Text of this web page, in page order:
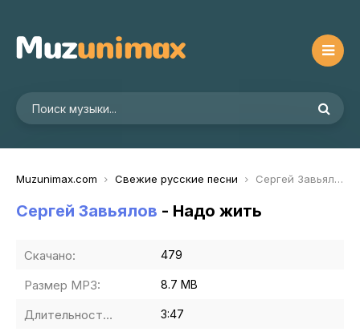
Muzunimax.com Свежие русские песни Сергей Завьялов - Надо жить
Сергей Завьялов - Надо жить
Скачано: 479
Размер MP3: 8.7 MB
Длительность MP3: 3:47